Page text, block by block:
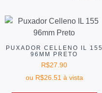
PUXADOR CELLENO IL 155
96MM PRETO
R$27.90
ou R$26.51 à vista